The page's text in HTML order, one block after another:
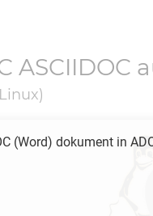
ASCIIDOC
(Word) dokument in